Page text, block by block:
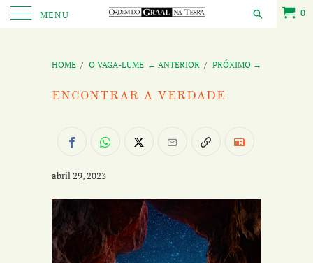
MENU 0
HOME / O VAGA-LUME ← ANTERIOR / PRÓXIMO →
ENCONTRAR A VERDADE
abril 29, 2023